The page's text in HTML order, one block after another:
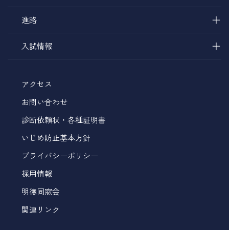
進路 ＋
入試情報 ＋
アクセス
お問い合わせ
診断依頼状・各種証明書
いじめ防止基本方針
プライバシーポリシー
採用情報
明徳同窓会
関連リンク